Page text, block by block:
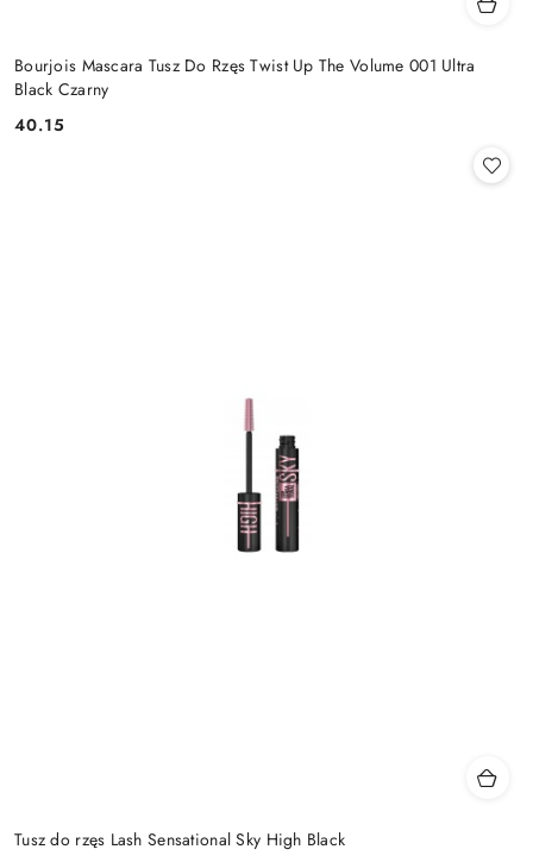
Bourjois Mascara Tusz Do Rzęs Twist Up The Volume 001 Ultra
Black Czarny
Cena:
40.15
Tusz do rzęs Lash Sensational Sky High Black